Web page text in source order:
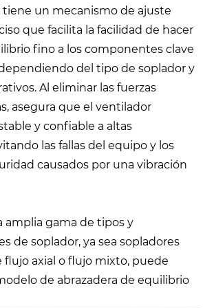
tiene un mecanismo de ajuste
que facilita la facilidad de hacer
fino a los componentes clave
del tipo de soplador y
Al eliminar las fuerzas
asegura que el ventilador
y confiable a altas
las fallas del equipo y los
causados ​​por una vibración
amplia gama de tipos y
de soplador, ya sea sopladores
flujo axial o flujo mixto, puede
de abrazadera de equilibrio